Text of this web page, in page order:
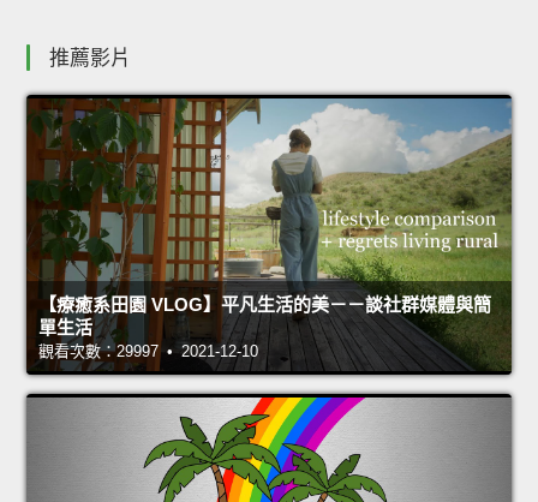
推薦影片
【療癒系田園 VLOG】平凡生活的美－－談社群媒體與簡
單生活
觀看次數：29997 • 2021-12-10